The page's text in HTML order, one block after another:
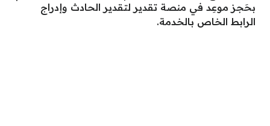
بحَجز موعِد في منصة تقدير لتقدير الحادث وإدراج
الرابط الخاص بالخدمة.